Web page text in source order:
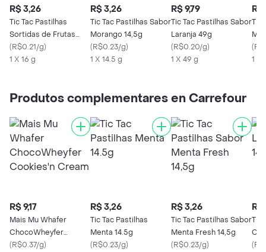
R$ 3,26
Tic Tac Pastilhas
Sortidas de Frutas
14.5g
(R$0.21/g)
1 X 16 g
R$ 3,26
Tic Tac Pastilhas Sabor
Morango 14,5g
(R$0.23/g)
1 X 14.5 g
R$ 9,79
Tic Tac Pastilhas Sabor
Laranja 49g
(R$0.20/g)
1 X 49 g
R$
Tic
(
1 X
Produtos complementares en Carrefour
R$ 9,17
Mais Mu Whafer
ChocoWheyfer
Cookies'n Cream
(R$0.37/g)
R$ 3,26
Tic Tac Pastilhas
Menta 14.5g
(R$0.23/g)
R$ 3,26
Tic Tac Pastilhas Sabor
Menta Fresh 14,5g
(R$0.23/g)
R$
Tic
(